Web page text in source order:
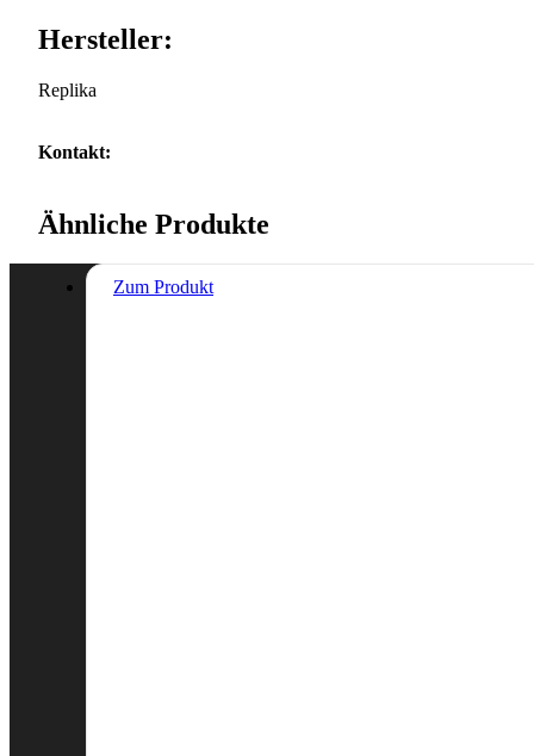
Hersteller:
Replika
Kontakt:
Ähnliche Produkte
Zum Produkt